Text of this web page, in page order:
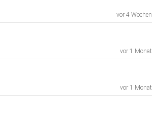
vor 4 Wochen
vor 1 Monat
vor 1 Monat